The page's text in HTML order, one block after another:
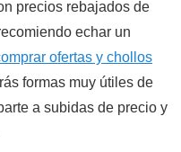
precios rebajados de
echar un
ofertas y chollos
formas muy útiles de
a subidas de precio y